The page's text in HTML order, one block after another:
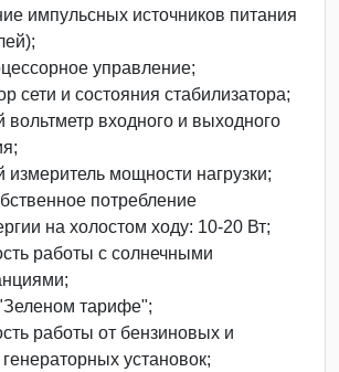
импульсных источников питания
управление;
сети и состояния стабилизатора;
входного и выходного
мощности нагрузки;
потребление
на холостом ходу: 10-20 Вт;
работы с солнечными
тарифе";
работы от бензиновых и
установок;